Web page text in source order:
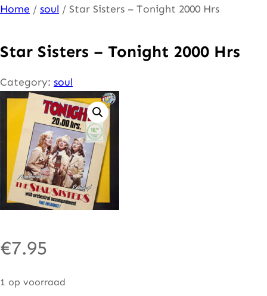
Ga
de
inhoud
Home / soul / Star Sisters – Tonight 2000 Hrs
Star Sisters – Tonight 2000 Hrs
Category: soul
€7.95
1 op voorraad